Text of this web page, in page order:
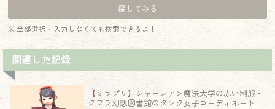
※ 全部選択・入力しなくても検索できるよ！
関連した記録
【ミラプリ】シャーレアン魔法大学の赤い制服・
グブラ幻想図書館のタンク女子コーディネート